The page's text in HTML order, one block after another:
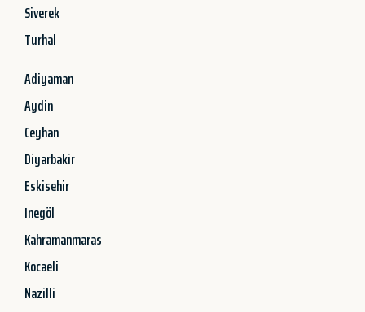
Siverek
Turhal
Adiyaman
Aydin
Ceyhan
Diyarbakir
Eskisehir
Inegöl
Kahramanmaras
Kocaeli
Nazilli